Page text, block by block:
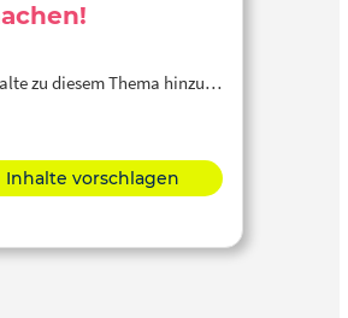
zu diesem Thema hinzu…
Inhalte vorschlagen